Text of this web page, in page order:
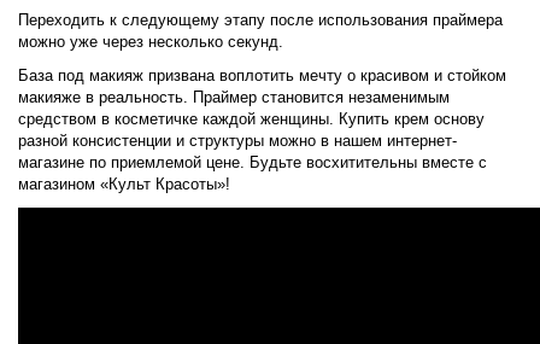
Переходить к следующему этапу после использования праймера
можно уже через несколько секунд.
База под макияж призвана воплотить мечту о красивом и стойком
макияже в реальность. Праймер становится незаменимым
средством в косметичке каждой женщины. Купить крем основу
разной консистенции и структуры можно в нашем интернет-
магазине по приемлемой цене. Будьте восхитительны вместе с
магазином «Культ Красоты»!